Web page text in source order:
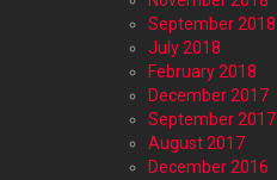
September 2018
July 2018
February 2018
December 2017
September 2017
August 2017
December 2016